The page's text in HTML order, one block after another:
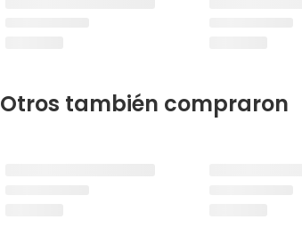
Otros también compraron